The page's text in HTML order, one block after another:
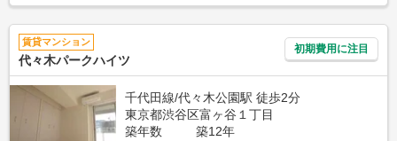
賃貸マンション
代々木パークハイツ
初期費用に注目
千代田線/代々木公園駅 徒歩2分
東京都渋谷区富ヶ谷１丁目
築年数
築12年